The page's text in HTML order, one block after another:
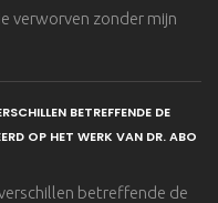
verworven zonder mijn
BETREFFENDE DE
OP HET WERK VAN DR. ABO
betreffende de